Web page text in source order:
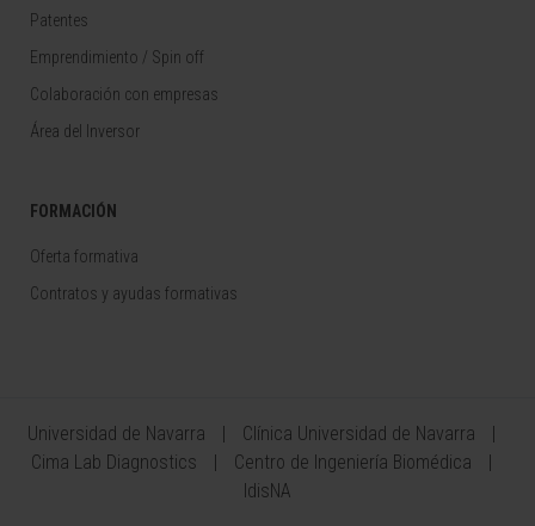
Patentes
Emprendimiento / Spin off
Colaboración con empresas
Área del Inversor
FORMACIÓN
Oferta formativa
Contratos y ayudas formativas
Universidad de Navarra
Clínica Universidad de Navarra
Cima Lab Diagnostics
Centro de Ingeniería Biomédica
IdisNA